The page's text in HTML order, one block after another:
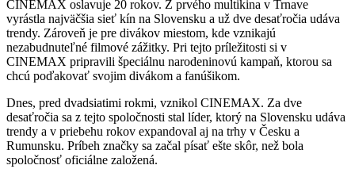
CINEMAX oslavuje 20 rokov. Z prvého multikina v Trnave
vyrástla najväčšia sieť kín na Slovensku a už dve desaťročia udáva
trendy. Zároveň je pre divákov miestom, kde vznikajú
nezabudnuteľné filmové zážitky. Pri tejto príležitosti si v
CINEMAX pripravili špeciálnu narodeninovú kampaň, ktorou sa
chcú poďakovať svojim divákom a fanúšikom.
Dnes, pred dvadsiatimi rokmi, vznikol CINEMAX. Za dve
desaťročia sa z tejto spoločnosti stal líder, ktorý na Slovensku udáva
trendy a v priebehu rokov expandoval aj na trhy v Česku a
Rumunsku. Príbeh značky sa začal písať ešte skôr, než bola
spoločnosť oficiálne založená.